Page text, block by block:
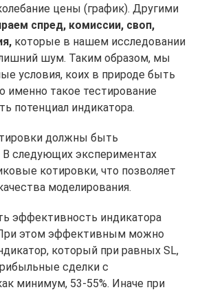
цены (график). Другими
спред, комиссии, своп,
которые в нашем исследовании
шум. Таким образом, мы
условия, коих в природе быть
именно такое тестирование
потенциал индикатора.
должны быть
следующих экспериментах
котировки, что позволяет
моделирования.
эффективность индикатора
При этом эффективным можно
который при равных SL,
сделки с
минимум, 53-55%. Иначе при